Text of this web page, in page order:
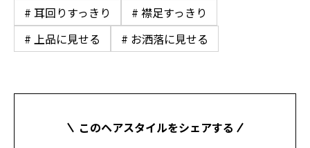
# 耳回りすっきり
# 襟足すっきり
# 上品に見せる
# お洒落に見せる
このヘアスタイルをシェアする